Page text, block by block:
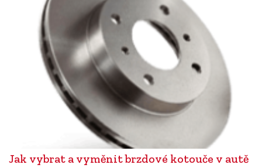
Jak vybrat a vyměnit brzdové kotouče v autě